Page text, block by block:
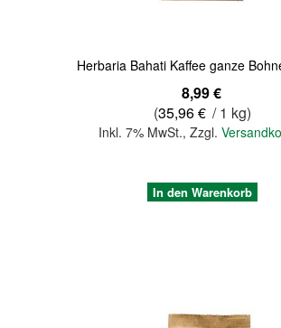
Herbaria Bahati Kaffee ganze
8,99 €
(35,96 € / 1 kg)
Inkl. 7% MwSt., Zzgl.
In den Warenkorb